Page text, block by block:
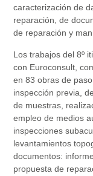
caracterización de
reparación, de
de reparación y
Los trabajos del 8º
con Euroconsult,
en 83 obras de
inspección previa,
de muestras,
empleo de medios
inspecciones
levantamientos
documentos:
propuesta de